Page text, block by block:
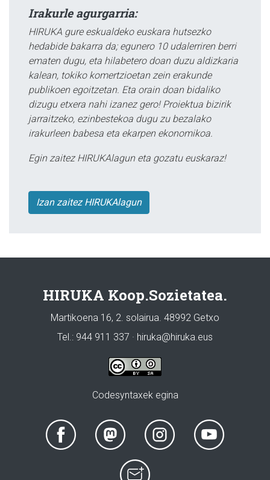
Irakurle agurgarria:
HIRUKA gure eskualdeko euskara hutsezko
hedabide bakarra da; egunero 10 udalerriren berri
ematen dugu, eta hilabetero doan duzu aldizkaria
kalean, tokiko komertzioetan zein erakunde
publikoen egoitzetan. Eta orain doan bidaliko
dizugu etxera nahi izanez gero! Proiektua bizirik
jarraitzeko, ezinbestekoa dugu zu bezalako
irakurleen babesa eta ekarpen ekonomikoa.
Egin zaitez HIRUKAlagun eta gozatu euskaraz!
Izan zaitez HIRUKAlagun
HIRUKA Koop.Sozietatea.
Martikoena 16, 2. solairua. 48992 Getxo
Tel.: 944 911 337 · hiruka@hiruka.eus
Codesyntaxek egina